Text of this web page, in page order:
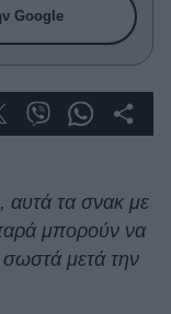
Google
αυτά τα σνακ με
μπορούν να
μετά την